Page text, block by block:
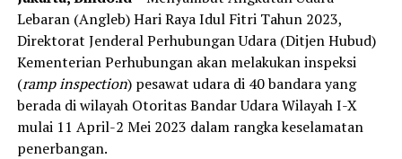
Lebaran (Angleb) Hari Raya Idul Fitri Tahun 2023,
Direktorat Jenderal Perhubungan Udara (Ditjen Hubud)
Kementerian Perhubungan akan melakukan inspeksi
(ramp inspection) pesawat udara di 40 bandara yang
berada di wilayah Otoritas Bandar Udara Wilayah I-X
mulai 11 April-2 Mei 2023 dalam rangka keselamatan
penerbangan.